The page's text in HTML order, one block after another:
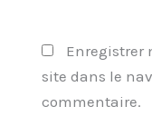
Enregistrer
site dans le
commentaire.